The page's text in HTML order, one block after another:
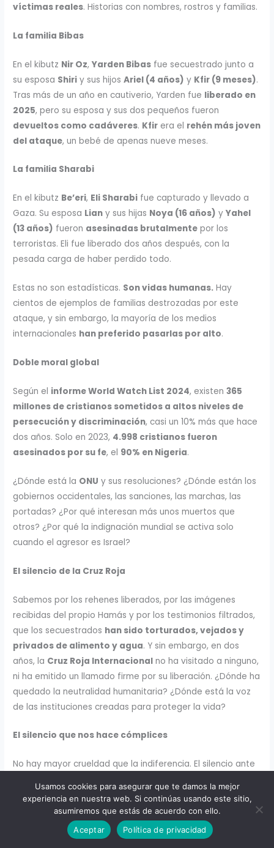
víctimas reales. Historias con nombres, rostros y familias.
La familia Bibas
En el kibutz Nir Oz,Yarden Bibas fue secuestrado junto a
su esposa Shiri y sus hijosAriel (4 años) y Kfir (9 meses).
Tras más de un año en cautiverio, Yarden fue liberado en
2025, pero su esposa y sus dos pequeños fueron
devueltos como cadáveres. Kfir era el rehén más joven
del ataque, un bebé de apenas nueve meses.
La familia Sharabi
En el kibutz Be’eri, Eli Sharabi fue capturado y llevado a
Gaza. Su esposa Lian y sus hijas Noya (16 años) yYahel
(13 años) fueron asesinadas brutalmente por los
terroristas. Eli fue liberado dos años después, con la
pesada carga de haber perdido todo.
Estas no son estadísticas. Son vidas humanas. Hay
cientos de ejemplos de familias destrozadas por este
ataque, y sin embargo, la mayoría de los medios
internacionales han preferido pasarlas por alto.
Doble moral global
Según el informe World Watch List 2024, existen365
millones de cristianos sometidos a altos niveles de
persecución y discriminación, casi un 10% más que hace
dos años. Solo en 2023, 4.998 cristianos fueron
asesinados por su fe, el 90% en Nigeria.
¿Dónde está la ONU y sus resoluciones? ¿Dónde están los
gobiernos occidentales, las sanciones, las marchas, las
portadas? ¿Por qué interesan más unos muertos que
otros? ¿Por qué la indignación mundial se activa solo
cuando el agresor es Israel?
El silencio de la Cruz Roja
Sabemos por los rehenes liberados, por las imágenes
recibidas del propio Hamás y por los testimonios filtrados,
que los secuestrados han sido torturados, vejados y
privados de alimento y agua. Y sin embargo, en dos
años, la Cruz Roja Internacional no ha visitado a ninguno,
ni ha emitido un llamado firme por su liberación. ¿Dónde ha
quedado la neutralidad humanitaria? ¿Dónde está la voz
de las instituciones creadas para proteger la vida?
El silencio que nos hace cómplices
No hay mayor crueldad que la indiferencia. El silencio ante
calla frente al terror, el terror se fortalece. Y eso es
exactamente lo que Hamás busca:acostumbrarnos a la
barbarie, normalizar el horror , hasta que la compasión
parezca debilidad y la verdad se vuelva relativa.
Usamos cookies para asegurar que te damos la mejor
experiencia en nuestra web. Si continúas usando este sitio,
asumiremos que estás de acuerdo con ello.
Aceptar
Política de privacidad